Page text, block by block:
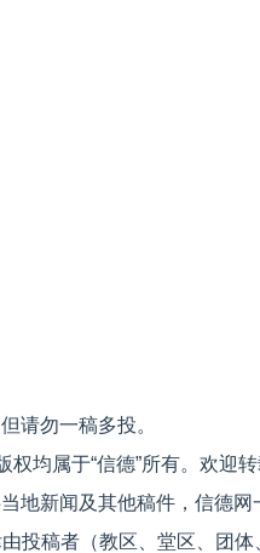
请勿一稿多投。
均属于“信德”所有。欢迎
地新闻及其他稿件，信德网
投稿者（教区、堂区、团体